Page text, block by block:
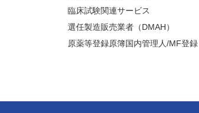
臨床試験関連サービス
選任製造販売業者（DMAH）
原薬等登録原簿国内管理人/MF登録